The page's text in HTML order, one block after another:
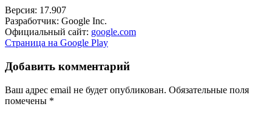
Версия: 17.907
Разработчик: Google Inc.
Официальный сайт: google.com
Страница на Google Play
Добавить комментарий
Ваш адрес email не будет опубликован. Обязательные поля
помечены *